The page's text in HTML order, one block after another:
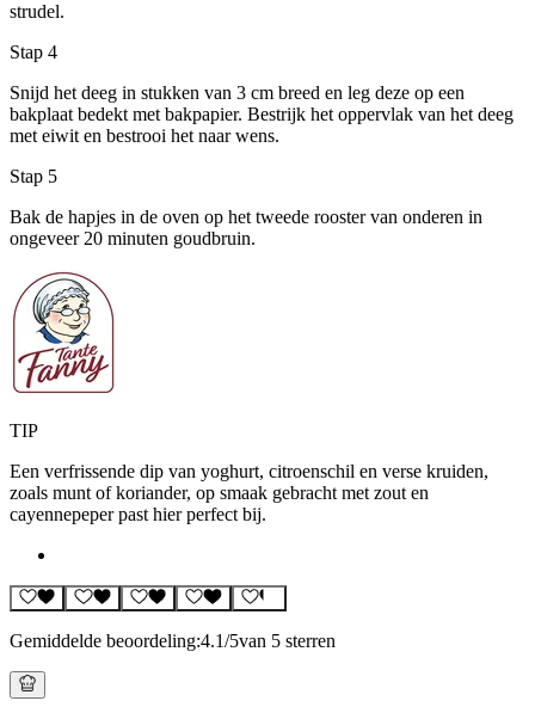
strudel.
Stap 4
Snijd het deeg in stukken van 3 cm breed en leg deze op een
bakplaat bedekt met bakpapier. Bestrijk het oppervlak van het deeg
met eiwit en bestrooi het naar wens.
Stap 5
Bak de hapjes in de oven op het tweede rooster van onderen in
ongeveer 20 minuten goudbruin.
TIP
Een verfrissende dip van yoghurt, citroenschil en verse kruiden,
zoals munt of koriander, op smaak gebracht met zout en
cayennepeper past hier perfect bij.
Gemiddelde beoordeling:4.1/5van 5 sterren